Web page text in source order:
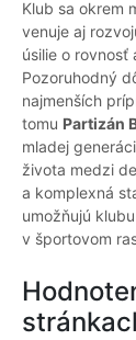
Klub sa okrem
venuje aj
úsilie o
Pozoruhodný
najmenších
tomu Partizán
mladej
života medzi
a komplexná
umožňujú
v športovom